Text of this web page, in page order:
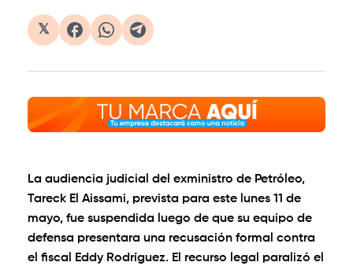
𝕏
La audiencia judicial del exministro de Petróleo,
Tareck El Aissami, prevista para este lunes 11 de
mayo, fue suspendida luego de que su equipo de
defensa presentara una recusación formal contra
el fiscal Eddy Rodríguez. El recurso legal paralizó el